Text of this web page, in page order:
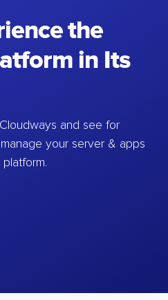
the
in Its
and see for
your server & apps